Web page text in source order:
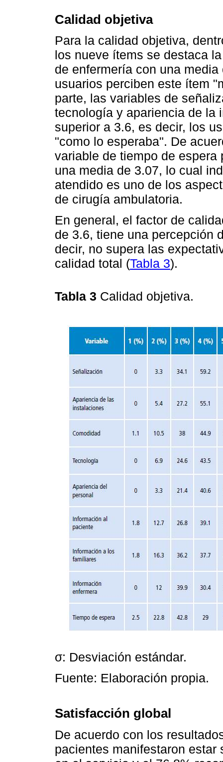
Calidad objetiva
Para la calidad objetiva,
los nueve ítems se destaca
de enfermería con una
usuarios perciben este ítem
parte, las variables de
tecnología y apariencia de la
superior a 3.6, es decir, los
"como lo esperaba". De
variable de tiempo de
una media de 3.07, lo cual
atendido es uno de los
de cirugía ambulatoria.
En general, el factor de
de 3.6, tiene una percepción
decir, no supera las
calidad total (Tabla 3).
Tabla 3 Calidad objetiva.
σ: Desviación estándar.
Fuente: Elaboración propia.
Satisfacción global
De acuerdo con los
pacientes manifestaron